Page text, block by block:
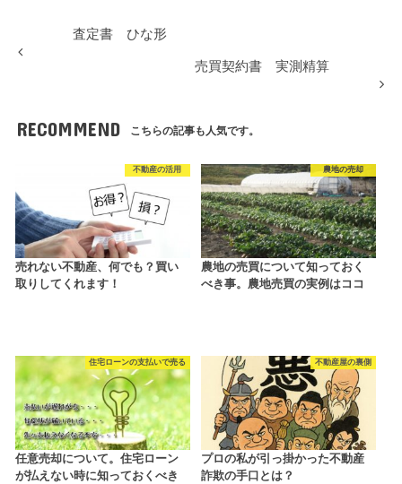
査定書 ひな形
売買契約書 実測精算
RECOMMEND こちらの記事も人気です。
不動産の活用
売れない不動産、何でも？買い
取りしてくれます！
農地の売却
農地の売買について知っておく
べき事。農地売買の実例はココ
住宅ローンの支払いで売る
任意売却について。住宅ローン
が払えない時に知っておくべき
不動産屋の裏側
プロの私が引っ掛かった不動産
詐欺の手口とは？